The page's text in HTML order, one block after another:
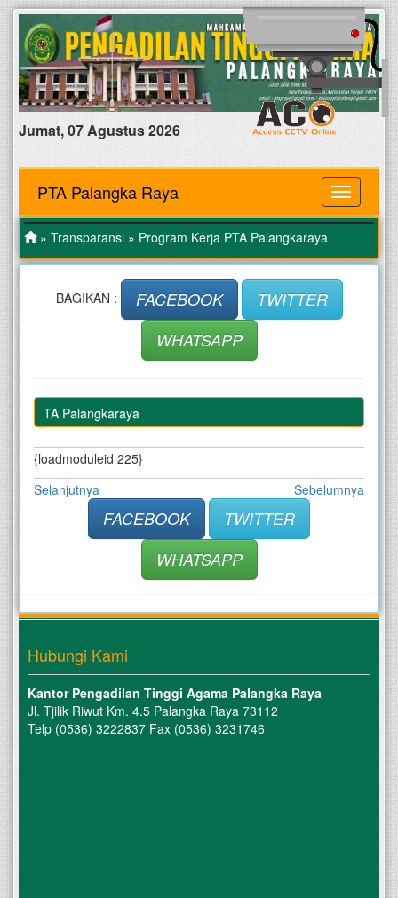
Jumat, 07 Agustus 2026
MENU
PTA Palangka Raya
» Transparansi » Program Kerja PTA Palangkaraya
BAGIKAN : FACEBOOK
TWITTER
WHATSAPP
PTA Palangkaraya
{loadmoduleid 225}
Selanjutnya
Sebelumnya
FACEBOOK
TWITTER
WHATSAPP
Hubungi Kami
Kantor Pengadilan Tinggi Agama Palangka Raya
Jl. Tjilik Riwut Km. 4.5 Palangka Raya 73112
Telp (0536) 3222837 Fax (0536) 3231746